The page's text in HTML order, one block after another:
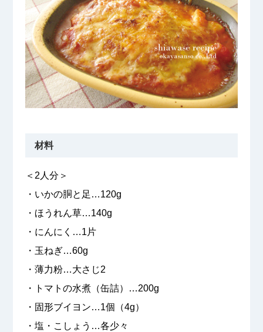
材料
＜2人分＞
・いかの胴と足…120g
・ほうれん草…140g
・にんにく…1片
・玉ねぎ…60g
・薄力粉…大さじ2
・トマトの水煮（缶詰）…200g
・固形ブイヨン…1個（4g）
・塩・こしょう…各少々